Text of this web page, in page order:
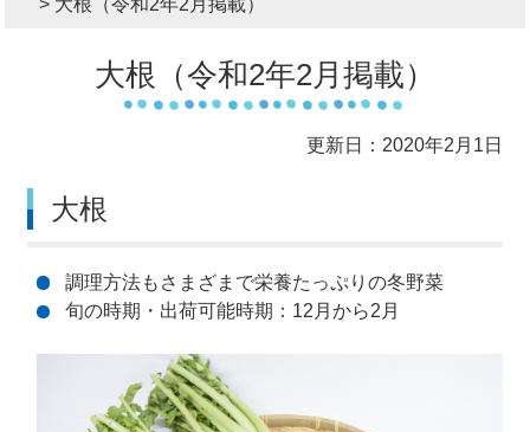
> 大根（令和2年2月掲載）
大根（令和2年2月掲載）
更新日：2020年2月1日
大根
調理方法もさまざまで栄養たっぷりの冬野菜
旬の時期・出荷可能時期：12月から2月